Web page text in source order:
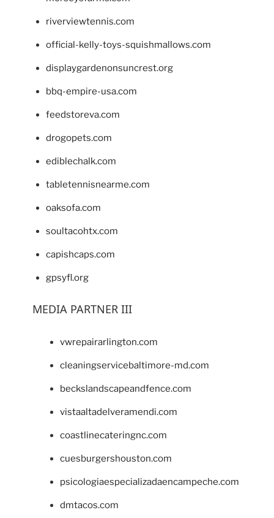
riverviewtennis.com
official-kelly-toys-squishmallows.com
displaygardenonsuncrest.org
bbq-empire-usa.com
feedstoreva.com
drogopets.com
ediblechalk.com
tabletennisnearme.com
oaksofa.com
soultacohtx.com
capishcaps.com
gpsyfl.org
MEDIA PARTNER III
vwrepairarlington.com
cleaningservicebaltimore-md.com
beckslandscapeandfence.com
vistaaltadelveramendi.com
coastlinecateringnc.com
cuesburgershouston.com
psicologiaespecializadaencampeche.com
dmtacos.com